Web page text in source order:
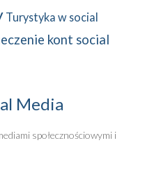
Turystyka w social
kont social
Media
społecznościowymi i